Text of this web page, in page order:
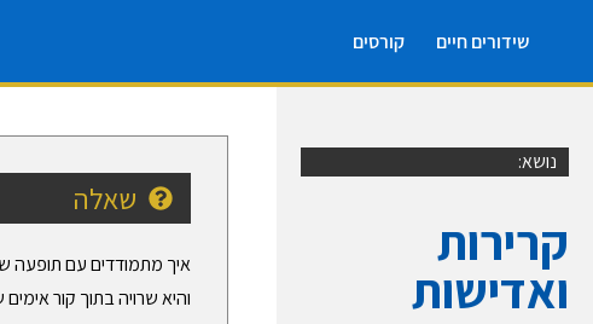
שידורים חיים קורסים
נושא:
קרירות
ואדישות
שאלה
איך מתמודדים עם תופעה
והיא שרויה בתוך קור